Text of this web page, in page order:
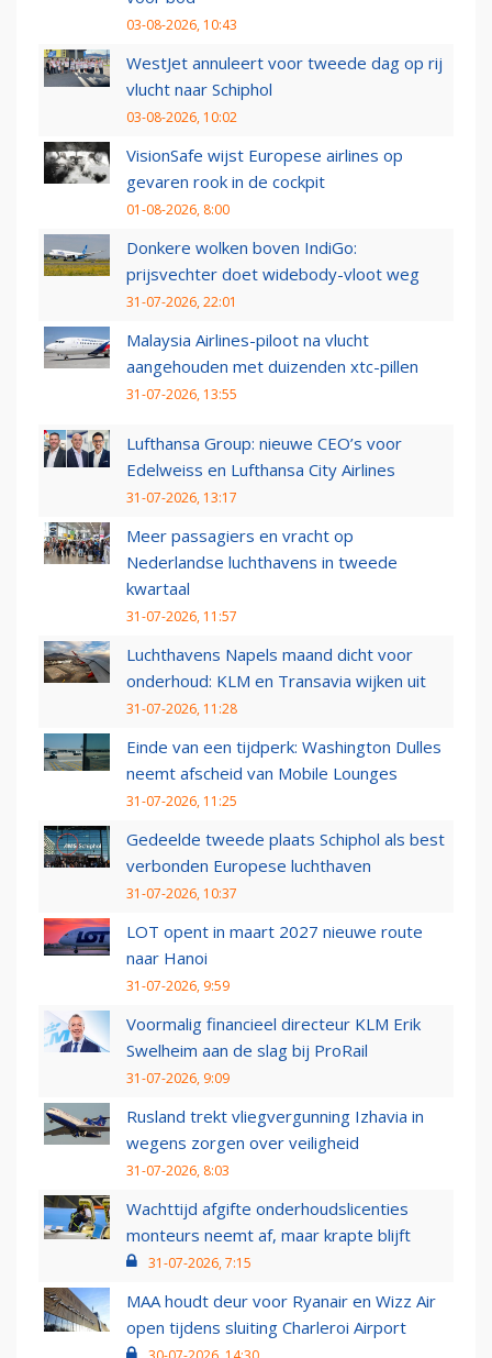
03-08-2026, 10:43
WestJet annuleert voor tweede dag op rij
vlucht naar Schiphol
03-08-2026, 10:02
VisionSafe wijst Europese airlines op
gevaren rook in de cockpit
01-08-2026, 8:00
Donkere wolken boven IndiGo:
prijsvechter doet widebody-vloot weg
31-07-2026, 22:01
Malaysia Airlines-piloot na vlucht
aangehouden met duizenden xtc-pillen
31-07-2026, 13:55
Lufthansa Group: nieuwe CEO’s voor
Edelweiss en Lufthansa City Airlines
31-07-2026, 13:17
Meer passagiers en vracht op
Nederlandse luchthavens in tweede
kwartaal
31-07-2026, 11:57
Luchthavens Napels maand dicht voor
onderhoud: KLM en Transavia wijken uit
31-07-2026, 11:28
Einde van een tijdperk: Washington Dulles
neemt afscheid van Mobile Lounges
31-07-2026, 11:25
Gedeelde tweede plaats Schiphol als best
verbonden Europese luchthaven
31-07-2026, 10:37
LOT opent in maart 2027 nieuwe route
naar Hanoi
31-07-2026, 9:59
Voormalig financieel directeur KLM Erik
Swelheim aan de slag bij ProRail
31-07-2026, 9:09
Rusland trekt vliegvergunning Izhavia in
wegens zorgen over veiligheid
31-07-2026, 8:03
Wachttijd afgifte onderhoudslicenties
monteurs neemt af, maar krapte blijft
31-07-2026, 7:15
MAA houdt deur voor Ryanair en Wizz Air
open tijdens sluiting Charleroi Airport